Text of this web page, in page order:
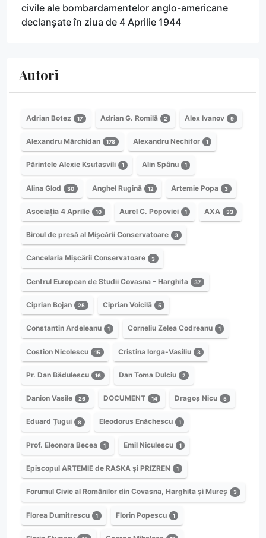
civile ale bombardamentelor anglo-americane
declanșate în ziua de 4 Aprilie 1944
Autori
Adrian Botez 17 Adrian G. Romilă 2 Alex Ivanov 9
Alexandru Mărchidan 178 Alexandru Nechifor 1
Părintele Alexie Ksutasvili 1 Alin Spânu 1
Alina Glod 30 Anghel Rugină 12 Artemie Popa 3
Asociația 4 Aprilie 10 Aurel C. Popovici 1 AXA 33
Biroul de presă al Mișcării Conservatoare 3
Cancelaria Mișcării Conservatoare 3
Centrul European de Studii Covasna – Harghita 37
Ciprian Bojan 25 Ciprian Voicilă 5
Constantin Ardeleanu 1 Corneliu Zelea Codreanu 1
Costion Nicolescu 15 Cristina Iorga-Vasiliu 3
Pr. Dan Bădulescu 16 Dan Toma Dulciu 2
Danion Vasile 26 DOCUMENT 14 Dragoș Nicu 5
Eduard Țugui 8 Eleodorus Enăchescu 1
Prof. Eleonora Becea 1 Emil Niculescu 1
Episcopul ARTEMIE de RASKA și PRIZREN 1
Forumul Civic al Românilor din Covasna, Harghita și Mureș 3
Florea Dumitrescu 1 Florin Popescu 1